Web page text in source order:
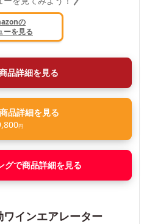
の
ーを見る
品詳細を見る
品詳細を見る
円
グで商品詳細を見る
インエアレーター